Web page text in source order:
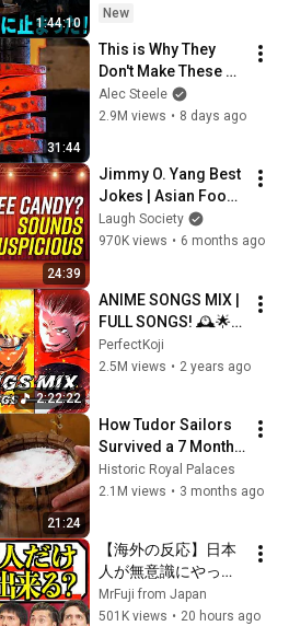
1:44:10
５円か選べ」と言っ
めた結果
New
31:44
This is Why They
Don't Make These
Anymore...
Alec Steele
2.9M views • 8 days ago
24:39
Jimmy O. Yang Best
Jokes | Asian Food,
Asian Parents &
More!
Laugh Society
970K views • 6 months ago
2:22:22
ANIME SONGS MIX |
FULL SONGS! 🕰️🌟
🔥
PerfectKoji
2.5M views • 2 years ago
21:24
How Tudor Sailors
Survived a 7 Month
Journey | Salt Pork
Experiment
Historic Royal Palaces
2.1M views • 3 months ago
【海外の反応】日本
人が無意識にやって
いること、外国人に
は全部すごかった
MrFuji from Japan
501K views • 20 hours ago